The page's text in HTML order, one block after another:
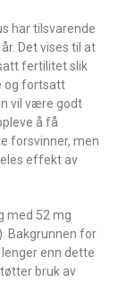
har tilsvarende
Det vises til at
fertilitet slik
og fortsatt
vil være godt
å få
forsvinner, men
effekt av
med 52 mg
Bakgrunnen for
enn dette
bruk av